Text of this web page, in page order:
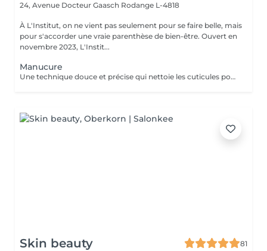
24, Avenue Docteur Gaasch Rodange L-4818
À L'Institut, on ne vient pas seulement pour se faire belle, mais
pour s'accorder une vraie parenthèse de bien-être. Ouvert en
novembre 2023, L'Instit...
Manucure
Une technique douce et précise qui nettoie les cuticules pour des ongles nets et soignés. Idéale pour mettre en valeur vos mains et assurer une pose impeccable et durable. Pour homme et femme. Déroulement : Démaquillage des ongles Mise en forme de l'ongle naturel Travail des cuticules Modelage Durée 30 à 40 min
Skin beauty
81